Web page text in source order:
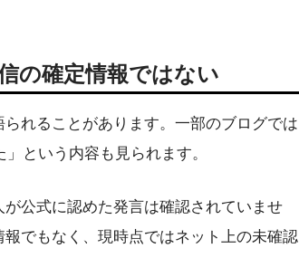
の確定情報ではない
れることがあります。一部のブログでは
という内容も見られます。
公式に認めた発言は確認されていませ
でもなく、現時点ではネット上の未確認